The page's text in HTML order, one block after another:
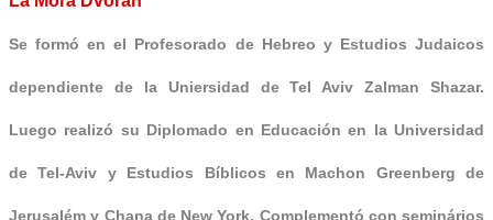
Se formó en el Profesorado de Hebreo y Estudios Judaicos
dependiente de la Uniersidad de Tel Aviv Zalman Shazar.
Luego realizó su Diplomado en Educación en la Universidad
de Tel-Aviv y Estudios Bíblicos en Machon Greenberg de
Jerusalém y Chana de New York. Complementó con seminários